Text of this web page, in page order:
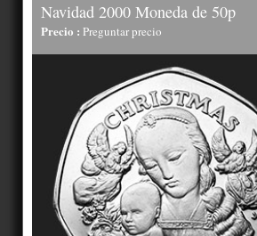
Navidad 2000 Moneda de 50p
Precio : Preguntar precio